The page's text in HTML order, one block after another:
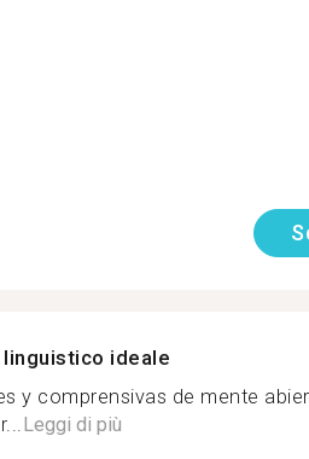
ideale
y comprensivas de mente
Leggi di più